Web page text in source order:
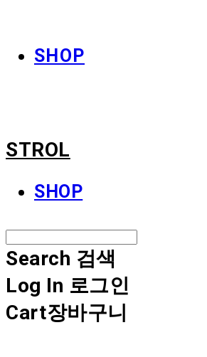
SHOP
STROL
SHOP
Search 검색
Log In 로그인
Cart장바구니